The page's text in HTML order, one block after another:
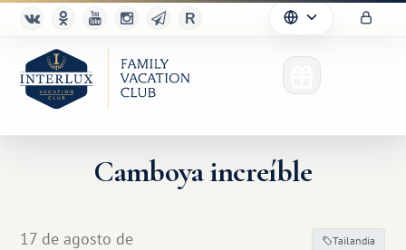
Camboya increíble
17 de agosto de
Tailandia